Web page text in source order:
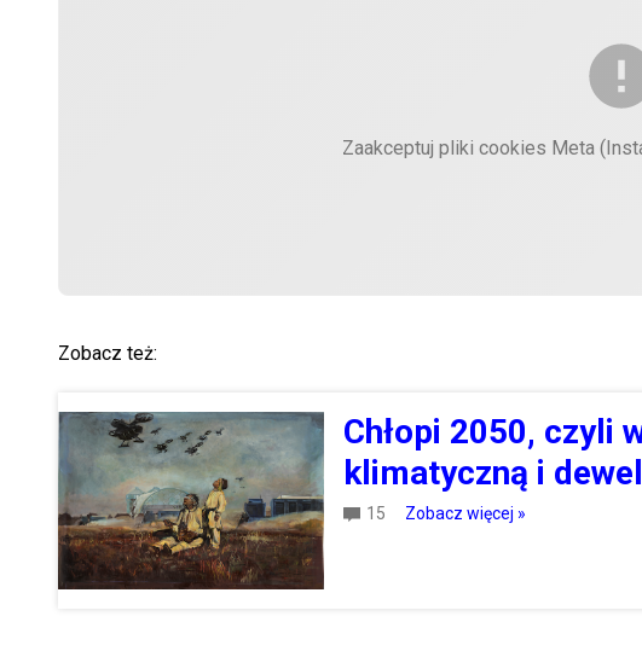
Zaakceptuj pliki cookies Meta
Zobacz też:
Chłopi 2050, czyli
klimatyczną i
15 Zobacz więcej »